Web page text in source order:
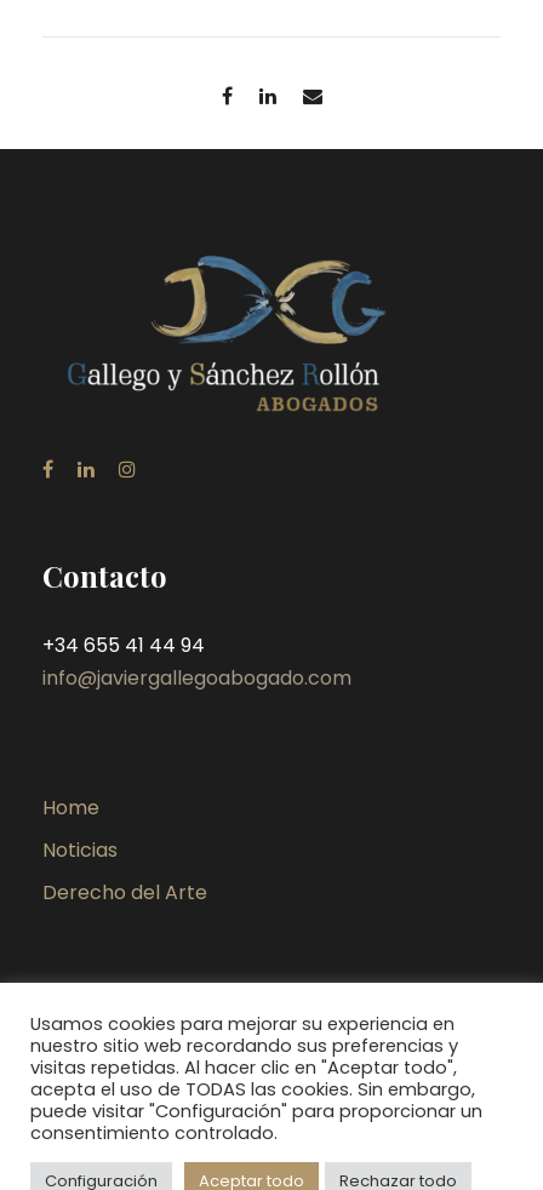
Contacto
+34 655 41 44 94
info@javiergallegoabogado.com
Home
Noticias
Derecho del Arte
Aviso Legal Política de Cookies
de Privacidad
Usamos cookies para mejorar su experiencia en
nuestro sitio web recordando sus preferencias y
visitas repetidas. Al hacer clic en "Aceptar todo",
acepta el uso de TODAS las cookies. Sin embargo,
puede visitar "Configuración" para proporcionar un
consentimiento controlado.
Configuración Aceptar todo Rechazar todo